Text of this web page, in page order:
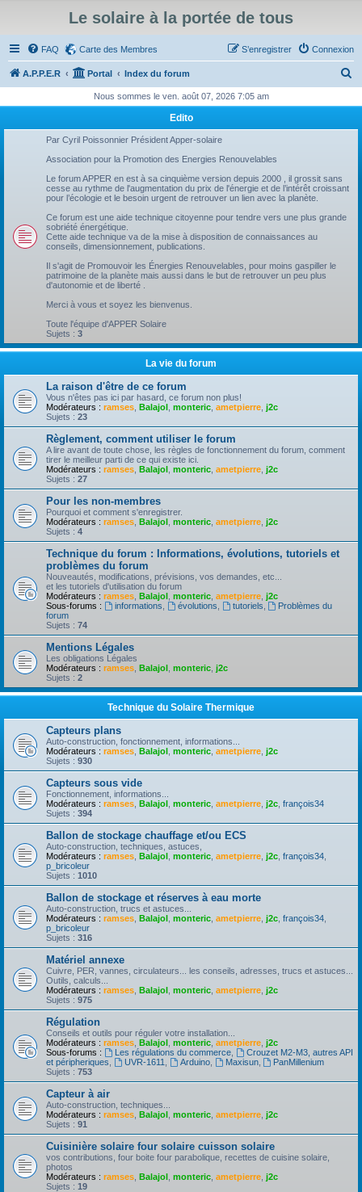
Le solaire à la portée de tous
FAQ Carte des Membres Connexion
S’enregistrer
A.P.P.E.R Portal Index du forum
h
Nous sommes le ven. août 07, 2026 7:05 am
Edito
Par Cyril Poissonnier Président Apper-solaire
Association pour la Promotion des Energies Renouvelables
Le forum APPER en est à sa cinquième version depuis 2000 , il grossit sans
cesse au rythme de l'augmentation du prix de l'énergie et de l’intérêt croissant
pour l’écologie et le besoin urgent de retrouver un lien avec la planète.
Ce forum est une aide technique citoyenne pour tendre vers une plus grande
sobriété énergétique.
Cette aide technique va de la mise à disposition de connaissances au
conseils, dimensionnement, publications.
Il s'agit de Promouvoir les Énergies Renouvelables, pour moins gaspiller le
patrimoine de la planète mais aussi dans le but de retrouver un peu plus
d'autonomie et de liberté .
Merci à vous et soyez les bienvenus.
Toute l'équipe d'APPER Solaire
Sujets : 3
La vie du forum
La raison d'être de ce forum
Vous n'êtes pas ici par hasard, ce forum non plus!
Modérateurs : ramses Balajol monteric ametpierre j2c
Sujets : 23
Règlement, comment utiliser le forum
A lire avant de toute chose, les règles de fonctionnement du forum, comment
tirer le meilleur parti de ce qui existe ici.
Modérateurs : ramses Balajol monteric ametpierre j2c
Sujets : 27
Pour les non-membres
Pourquoi et comment s'enregistrer.
Modérateurs : ramses Balajol monteric ametpierre j2c
Sujets : 4
Technique du forum : Informations, évolutions, tutoriels et
problèmes du forum
Nouveautés, modifications, prévisions, vos demandes, etc...
et les tutoriels d'utilisation du forum
Modérateurs : ramses Balajol monteric ametpierre j2c
Sous-forums :
informations évolutions tutoriels
Problèmes du
forum
Sujets : 74
Mentions Légales
Les obligations Légales
Modérateurs : ramses Balajol monteric j2c
Sujets : 2
Technique du Solaire Thermique
Capteurs plans
Auto-construction, fonctionnement, informations...
Modérateurs : ramses Balajol monteric ametpierre j2c
Sujets : 930
Capteurs sous vide
Fonctionnement, informations...
Modérateurs : ramses Balajol monteric ametpierre j2c françois34
Sujets : 394
Ballon de stockage chauffage et/ou ECS
Auto-construction, techniques, astuces,
Modérateurs : ramses Balajol monteric ametpierre j2c françois34
p_bricoleur
Sujets : 1010
Ballon de stockage et réserves à eau morte
Auto-construction, trucs et astuces...
Modérateurs : ramses Balajol monteric ametpierre j2c françois34
p_bricoleur
Sujets : 316
Matériel annexe
Cuivre, PER, vannes, circulateurs... les conseils, adresses, trucs et astuces...
Outils, calculs...
Modérateurs : ramses Balajol monteric ametpierre j2c
Sujets : 975
Régulation
Conseils et outils pour réguler votre installation...
Modérateurs : ramses Balajol monteric ametpierre j2c
Sous-forums :
Les régulations du commerce,
Crouzet M2-M3, autres API
et péripheriques
UVR-1611 Arduino, Maxisun,
PanMillenium
Sujets : 753
Capteur à air
Auto-construction, techniques...
Modérateurs : ramses Balajol monteric ametpierre j2c
Sujets : 91
Cuisinière solaire four solaire cuisson solaire
vos contributions, four boite four parabolique, recettes de cuisine solaire,
photos
Modérateurs : ramses Balajol monteric ametpierre j2c
Sujets : 19